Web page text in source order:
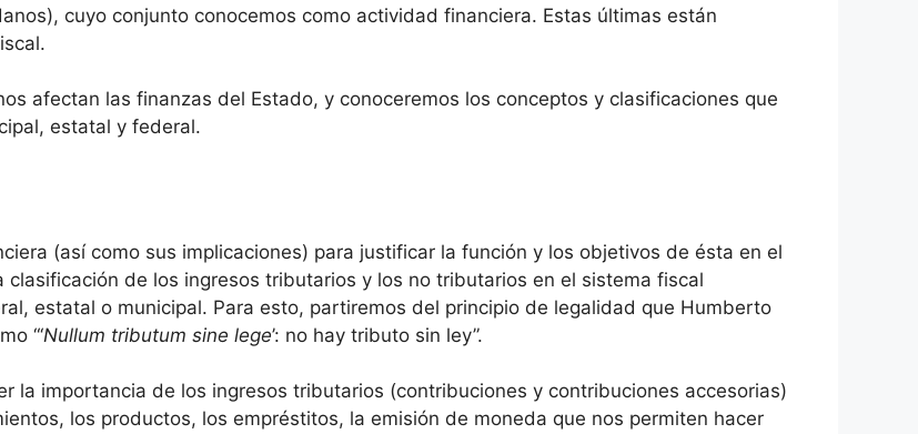
cuyo conjunto conocemos como actividad financiera. Estas últimas están
afectan las finanzas del Estado, y conoceremos los conceptos y clasificaciones que
estatal y federal.
(así como sus implicaciones) para justificar la función y los objetivos de ésta en el
de los ingresos tributarios y los no tributarios en el sistema fiscal
estatal o municipal. Para esto, partiremos del principio de legalidad que Humberto
“‘Nullum tributum sine lege’: no hay tributo sin ley”.
la importancia de los ingresos tributarios (contribuciones y contribuciones accesorias)
los productos, los empréstitos, la emisión de moneda que nos permiten hacer